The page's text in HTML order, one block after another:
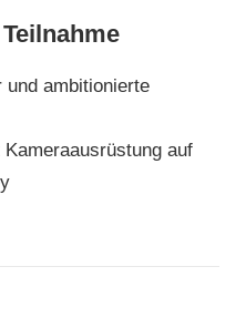
und ambitionierte
auf